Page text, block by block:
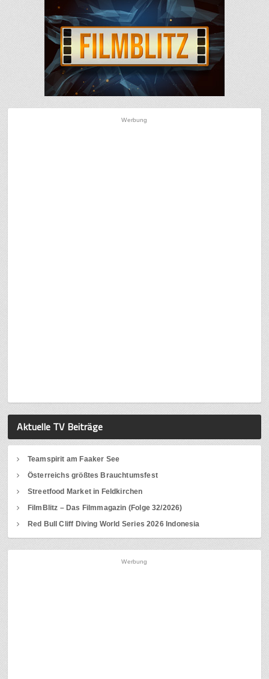
Werbung
Aktuelle TV Beiträge
Teamspirit am Faaker See
Österreichs größtes Brauchtumsfest
Streetfood Market in Feldkirchen
FilmBlitz – Das Filmmagazin (Folge 32/2026)
Red Bull Cliff Diving World Series 2026 Indonesia
Werbung